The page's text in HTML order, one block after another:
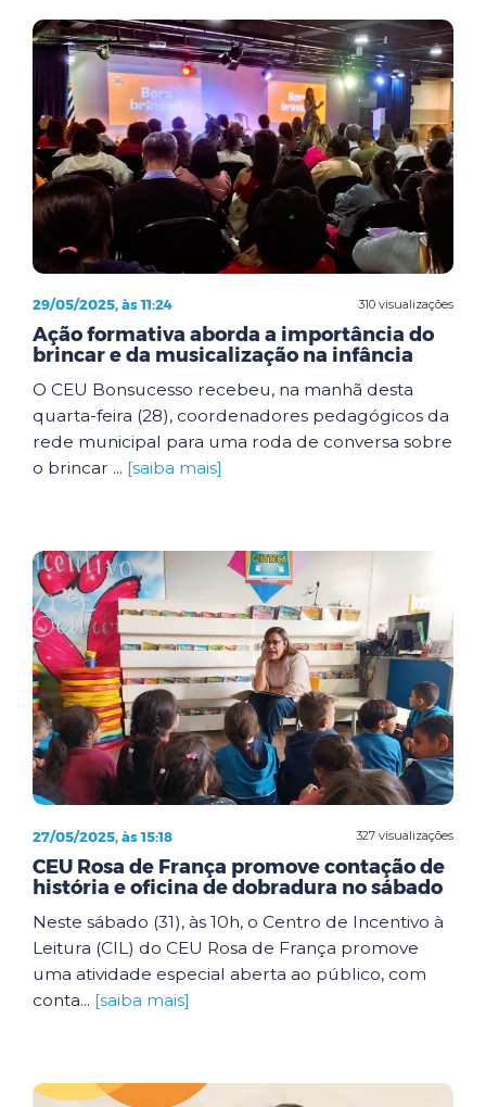
310 visualizações
29/05/2025, às 11:24
Ação formativa aborda a importância do
brincar e da musicalização na infância
O CEU Bonsucesso recebeu, na manhã desta
quarta-feira (28), coordenadores pedagógicos da
rede municipal para uma roda de conversa sobre
o brincar ... [saiba mais]
327 visualizações
27/05/2025, às 15:18
CEU Rosa de França promove contação de
história e oficina de dobradura no sábado
Neste sábado (31), às 10h, o Centro de Incentivo à
Leitura (CIL) do CEU Rosa de França promove
uma atividade especial aberta ao público, com
conta... [saiba mais]